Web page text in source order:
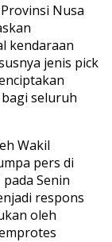
Nusa
kendaraan
jenis pick
seluruh
Wakil
pers di
Senin
respons
oleh